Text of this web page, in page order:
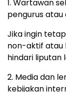
1. Wartawan
pengurus atau
Jika ingin
non-aktif atau
hindari liputan
2. Media dan
kebijakan